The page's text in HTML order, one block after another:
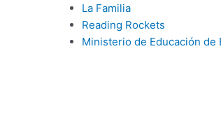
La Familia
Reading Rockets
Ministerio de Educación de